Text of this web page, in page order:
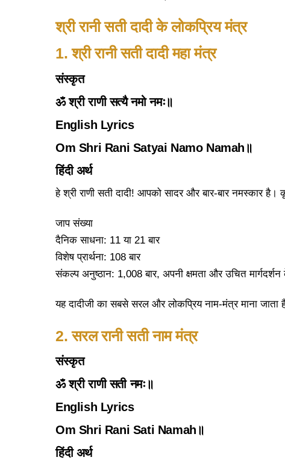
श्री रानी सती दादी के लोकप्रिय मंत्र
1. श्री रानी सती दादी महा मंत्र
संस्कृत
ॐ श्री राणी सत्यै नमो नमः॥
English Lyrics
Om Shri Rani Satyai Namo Namah॥
हिंदी अर्थ
हे श्री राणी सती दादी! आपको सादर और बार-बार नमस्कार
जाप संख्या
दैनिक साधना: 11 या 21 बार
विशेष प्रार्थना: 108 बार
संकल्प अनुष्ठान: 1,008 बार, अपनी क्षमता और उचित
यह दादीजी का सबसे सरल और लोकप्रिय नाम-मंत्र माना जाता
2. सरल रानी सती नाम मंत्र
संस्कृत
ॐ श्री राणी सती नमः॥
English Lyrics
Om Shri Rani Sati Namah॥
हिंदी अर्थ